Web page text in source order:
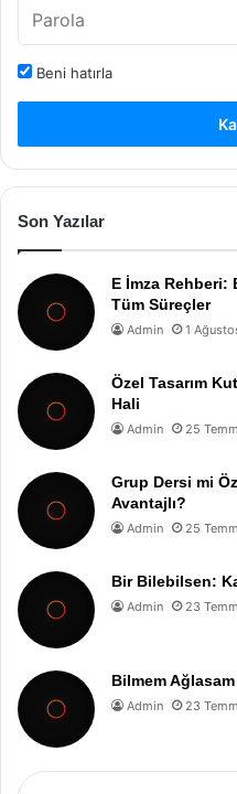
Beni hatırla
Son Yazılar
E İmza Rehberi:
Tüm Süreçler
Admin 1
Özel Tasarım
Hali
Admin 25
Grup Dersi mi
Avantajlı?
Admin 25
Bir Bilebilsen:
Admin 23
Bilmem Ağlasam
Admin 23